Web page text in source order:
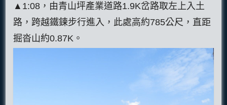
▲1:08，由青山坪產業道路1.9K岔路取左上入土
路，跨越鐵鍊步行進入，此處高約785公尺，直距
掘沓山約0.87K。